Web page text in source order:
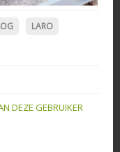
LARO
DEZE GEBRUIKER